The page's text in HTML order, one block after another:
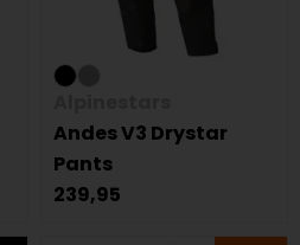
Andes V3 Drystar
Pants
239,95